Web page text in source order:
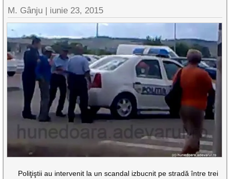
M. Gânju | iunie 23, 2015
Poliţiştii au intervenit la un scandal izbucnit pe stradă între trei